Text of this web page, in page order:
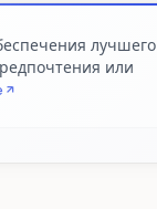
лучшего
или